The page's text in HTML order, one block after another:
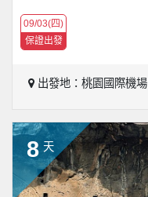
09/03(四)
保證出發
出發地：桃園國際機場
8 天